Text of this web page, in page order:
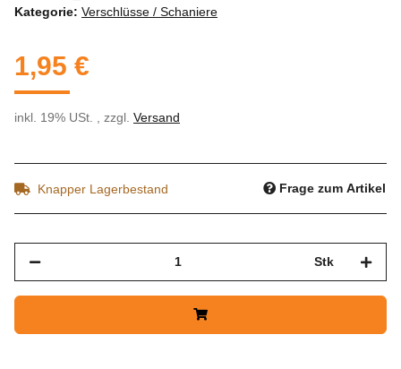
Kategorie: Verschlüsse / Schaniere
1,95 €
inkl. 19% USt. , zzgl. Versand
Knapper Lagerbestand Frage zum Artikel
Stk